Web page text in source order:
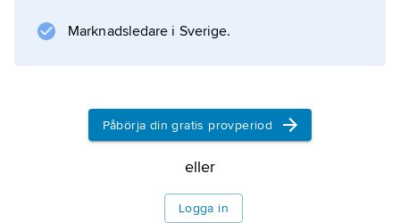
Marknadsledare i Sverige.
Påbörja din gratis provperiod
eller
Logga in